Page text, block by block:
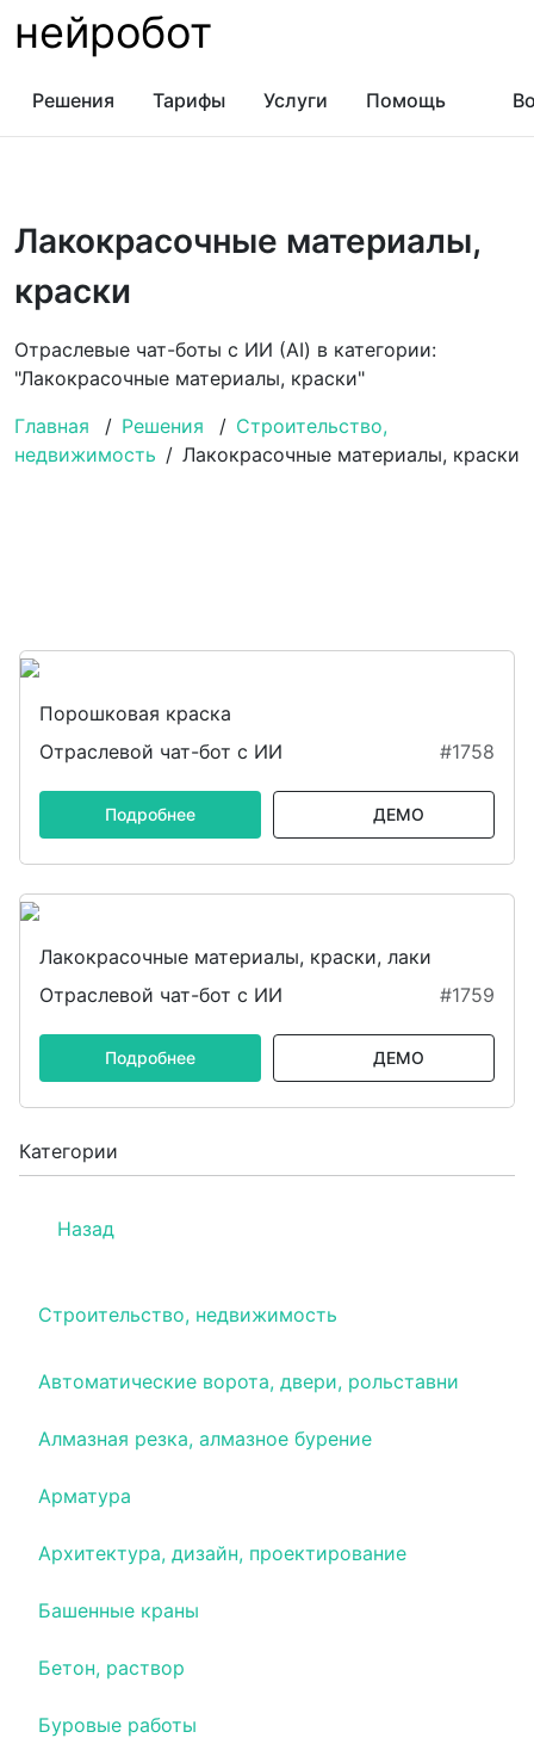
нейробот
Решения Тарифы Услуги Помощь
Лакокрасочные материалы,
краски
Отраслевые чат-боты с ИИ (AI) в категории:
"Лакокрасочные материалы, краски"
Главная
/ Решения / Строительство,
недвижимость / Лакокрасочные материалы, краски
Категории
Назад
Строительство, недвижимость
Автоматические ворота, двери, рольставни
Алмазная резка, алмазное бурение
Арматура
Архитектура, дизайн, проектирование
Башенные краны
Бетон, раствор
Буровые работы
Порошковая краска
Отраслевой чат-бот с ИИ
#1758
Подробнее ДЕМО
Лакокрасочные материалы, краски, лаки
Отраслевой чат-бот с ИИ
#1759
Подробнее ДЕМО